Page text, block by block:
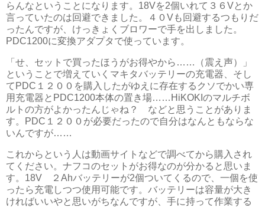
らんなということになります。18Vを2個いれて３６Vとか
言っていたのは回避できました。４０Vも回避するつもりだ
ったんですが、けっきょくブロワーで手を出しました。
PDC1200に変換アダプタで使っています。
「せ、セットで買ったほうがお得やから……（震え声）」
ということで増えていくマキタバッテリーの充電器、そし
てPDC１２００を購入したがゆえに存在するクソでかい専
用充電器とPDC1200本体の置き場……HiKOKIのマルチボ
ルトの方がよかったんじゃね？ などと思うことがありま
す。PDC１２００が必要だったので自分はなんともならな
いんですが……
これからという人は動画サイトなどで調べてから購入され
てください。ナフコのセットがお得なのが分かると思いま
す。18V ２Ahバッテリーが2個ついてくるので、一個を使
ったら充電しつつ使用可能です。バッテリーは容量が大き
ければいいやと思いがちなんですが、手に持って作業する